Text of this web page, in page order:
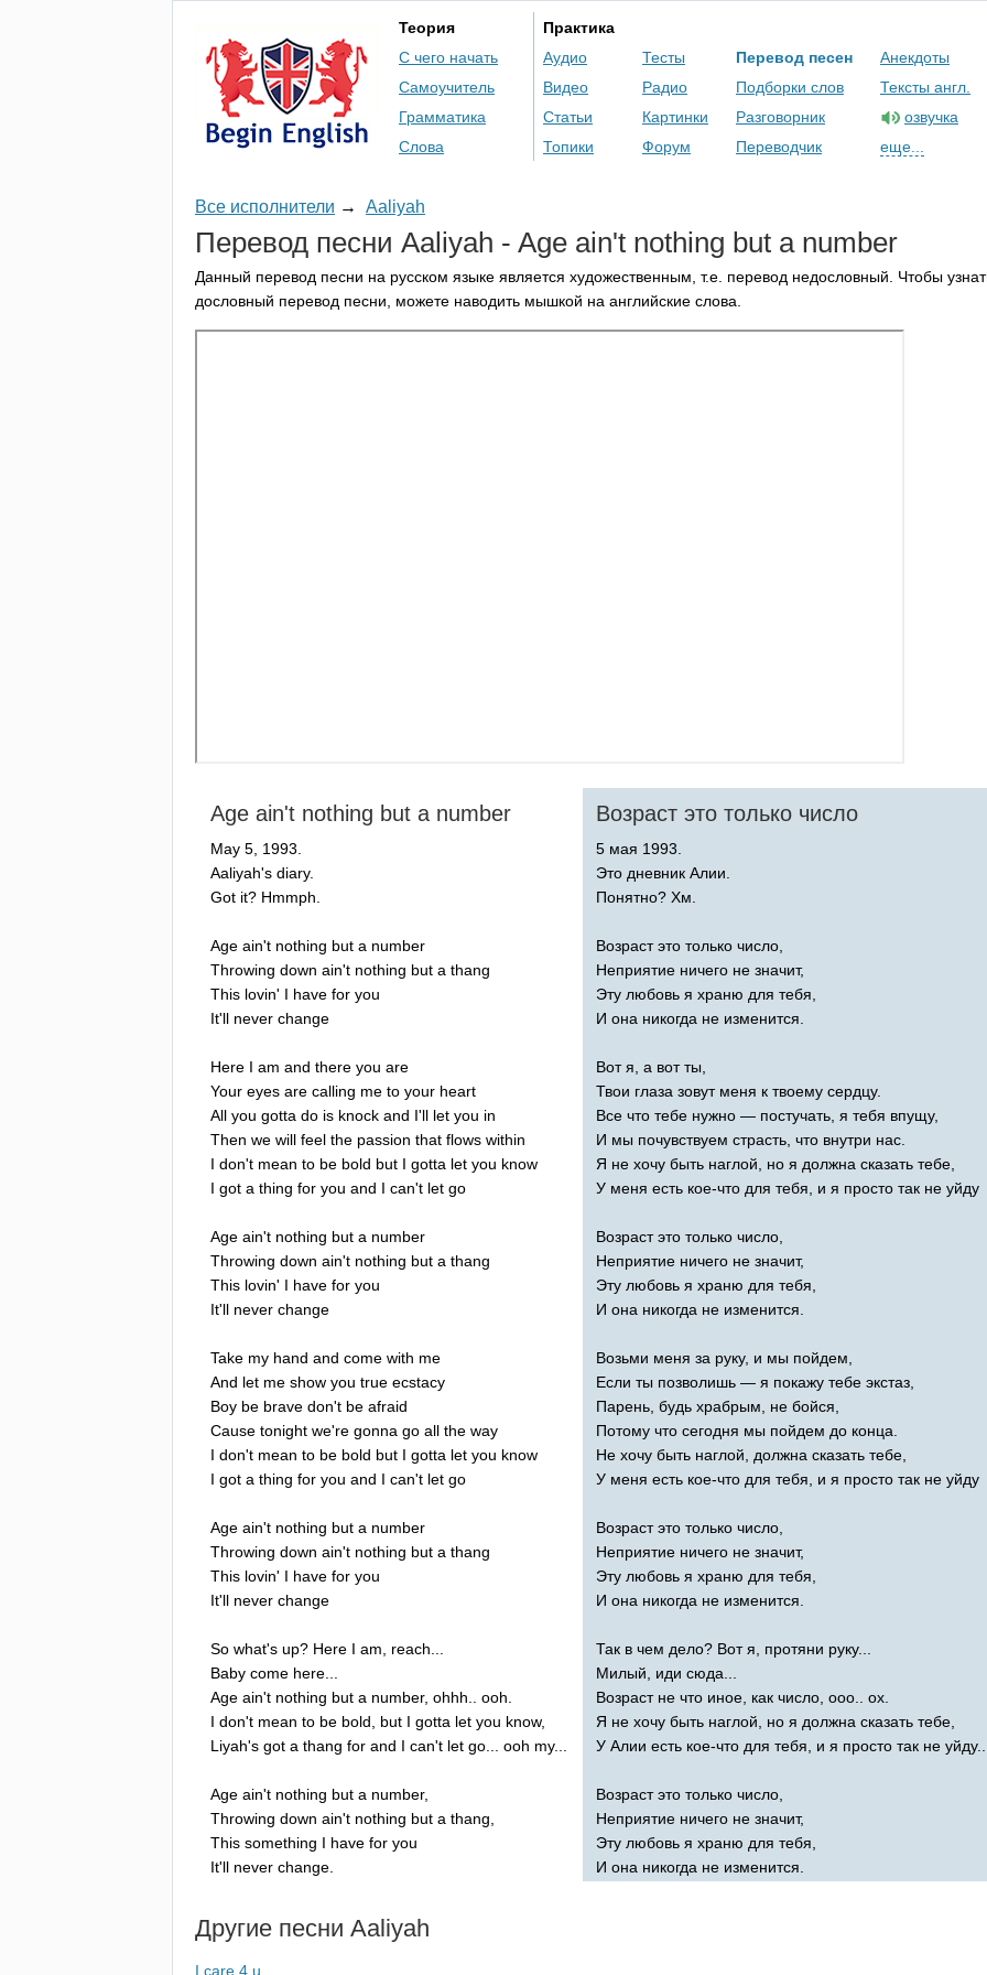
Теория
С чего начать
Самоучитель
Грамматика
Слова
Практика
Аудио
Видео
Статьи
Топики
Тесты
Радио
Картинки
Форум
Перевод песен
Подборки слов
Разговорник
Переводчик
Анекдоты
Тексты англ.
озвучка
еще...
Все исполнители → Aaliyah
Перевод песни Aaliyah - Age ain't nothing but a number
Данный перевод песни на русском языке является художественным, т.е. перевод недословный. Чтобы
дословный перевод песни, можете наводить мышкой на английские слова.
Age ain't nothing but a number
May 5, 1993.
Aaliyah's diary.
Got it? Hmmph
Age ain't nothing but a number
Throwing down ain't nothing but a thang
This lovin' I have for you
It'll never change
Here I am and there you are
Your eyes are calling me to your heart
All you gotta do is knock and I'll let you in
Then we will feel the passion that flows within
I don't mean to be bold but I gotta let you know
I got a thing for you and I can't let go
Age ain't nothing but a number
Throwing down ain't nothing but a thang
This lovin' I have for you
It'll never change
Take my hand and come with me
And let me show you true ecstacy
Boy be brave don't be afraid
Cause tonight we're gonna go all the way
I don't mean to be bold but I gotta let you know
I got a thing for you and I can't let go
Age ain't nothing but a number
Throwing down ain't nothing but a thang
This lovin' I have for you
It'll never change
So what's up? Here I am reach
Baby come here
Age ain't nothing but a number, ohhh ooh
I don't mean to be bold but I gotta let you know,
Liyah's got a thang for and I can't let go ooh my...
Age ain't nothing but a number,
Throwing down ain't nothing but a thang
This something I have for you
It'll never change
Возраст это только число
5 мая 1993.
Это дневник Алии.
Понятно? Хм.
Возраст это только число,
Неприятие ничего не значит,
Эту любовь я храню для тебя,
И она никогда не изменится.
Вот я, а вот ты,
Твои глаза зовут меня к твоему сердцу.
Все что тебе нужно — постучать, я тебя впущу,
И мы почувствуем страсть, что внутри нас.
Я не хочу быть наглой, но я должна сказать тебе,
У меня есть кое-что для тебя, и я просто так не уйду
Возраст это только число,
Неприятие ничего не значит,
Эту любовь я храню для тебя,
И она никогда не изменится.
Возьми меня за руку, и мы пойдем,
Если ты позволишь — я покажу тебе экстаз,
Парень, будь храбрым, не бойся,
Потому что сегодня мы пойдем до конца.
Не хочу быть наглой, должна сказать тебе,
У меня есть кое-что для тебя, и я просто так не уйду
Возраст это только число,
Неприятие ничего не значит,
Эту любовь я храню для тебя,
И она никогда не изменится.
Так в чем дело? Вот я, протяни руку...
Милый, иди сюда...
Возраст не что иное, как число, ооо.. ох.
Я не хочу быть наглой, но я должна сказать тебе,
У Алии есть кое-что для тебя, и я просто так не
Возраст это только число,
Неприятие ничего не значит,
Эту любовь я храню для тебя,
И она никогда не изменится.
Другие песни Aaliyah
I care 4 u